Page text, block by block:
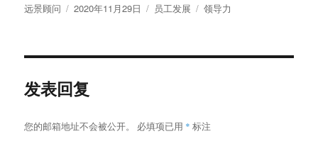
作
远景顾问
发
2020年11月29日
分
员工发展
标
领导力
发表回复
您的邮箱地址不会被公开。 必填项已用 * 标注